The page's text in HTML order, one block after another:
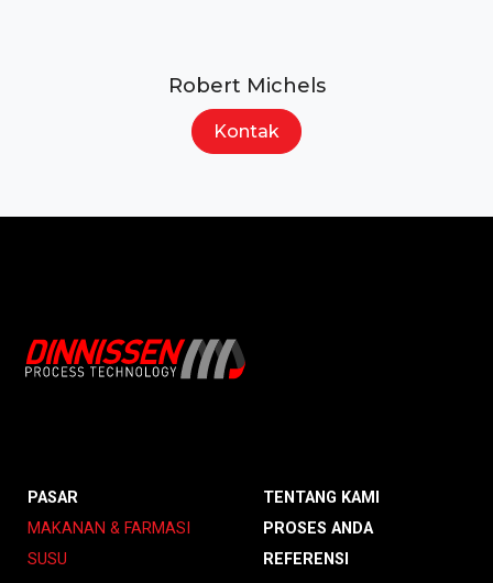
Robert Michels
Kontak
PASAR
MAKANAN & FARMASI
SUSU
TENTANG KAMI
PROSES ANDA
REFERENSI